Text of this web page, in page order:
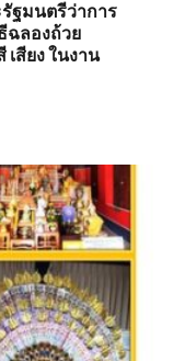
ฐมนตรีว่าการ
ฉลองถ้วย
สียง ในงาน